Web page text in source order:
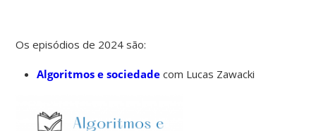
Os episódios de 2024 são:
Algoritmos e sociedade com Lucas Zawacki